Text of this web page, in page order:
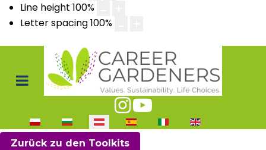
Line height 100%
Letter spacing100%
Sprache auswählen
Zurück zu den Toolkits